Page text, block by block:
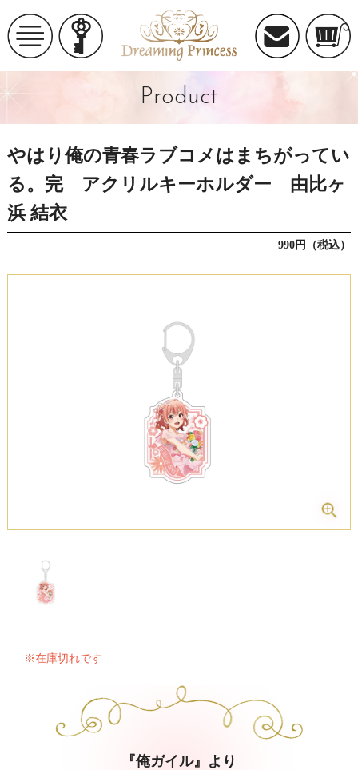
Product
やはり俺の青春ラブコメはまちがってい
る。完 アクリルキーホルダー 由比ヶ
浜 結衣
990円（税込）
※在庫切れです
『俺ガイル』より